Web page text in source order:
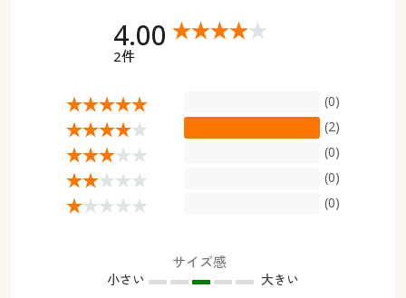
4.00
2件
(0)
(2)
(0)
(0)
(0)
サイズ感
小さい 大きい